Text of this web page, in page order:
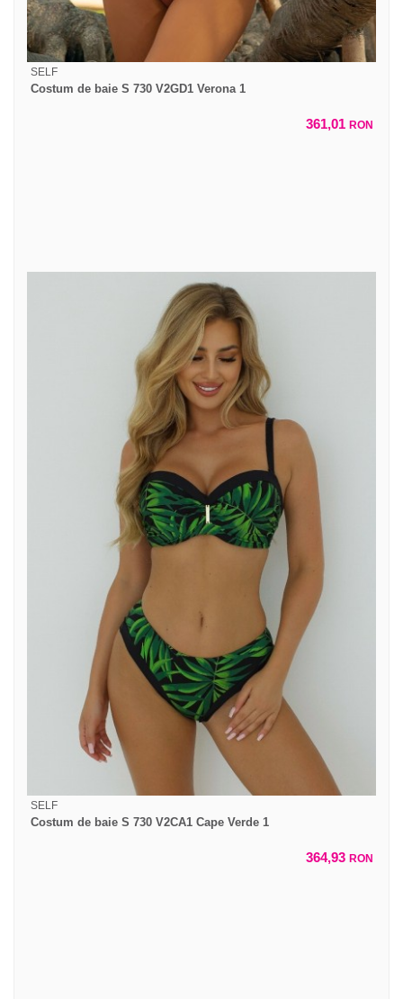
SELF
Costum de baie S 730 V2GD1 Verona 1
361,01 RON
SELF
Costum de baie S 730 V2CA1 Cape Verde 1
364,93 RON